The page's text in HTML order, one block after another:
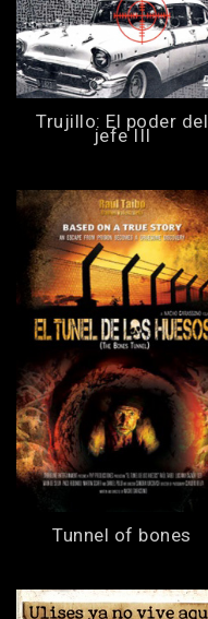
Trujillo: El poder del
jefe III
Tunnel of bones